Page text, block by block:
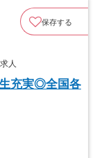
保存する
人
生充実◎全国各